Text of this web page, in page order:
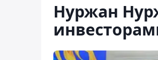
Нуржан